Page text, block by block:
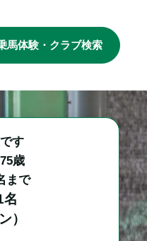
馬体験・クラブ検索
す
歳
まで
名
）